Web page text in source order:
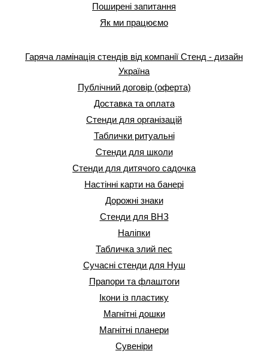
Поширені запитання
Як ми працюємо
Гаряча ламінація стендів від компанії Стенд - дизайн
Україна
Публічний договір (оферта)
Доставка та оплата
Стенди для організацій
Таблички ритуальні
Стенди для школи
Стенди для дитячого садочка
Настінні карти на банері
Дорожні знаки
Стенди для ВНЗ
Наліпки
Табличка злий пес
Сучасні стенди для Нуш
Прапори та флаштоги
Ікони із пластику
Магнітні дошки
Магнітні планери
Сувеніри